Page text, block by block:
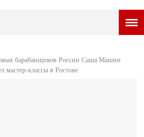
НОВОСТИ
барабанщиков России Саша Машин
мастер-классы в Ростове